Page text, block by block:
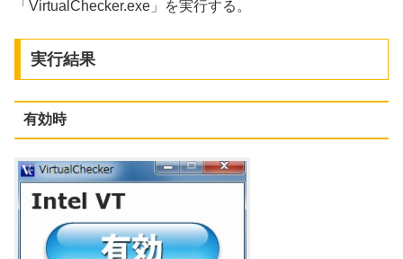
「VirtualChecker.exe」を実行する。
実行結果
有効時